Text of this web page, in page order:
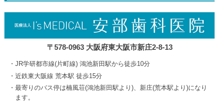
〒578-0963 大阪府東大阪市新庄2-8-13
JR学研都市線(片町線) 鴻池新田駅から徒歩10分
近鉄東大阪線 荒本駅 徒歩15分
最寄りのバス停は楠風荘(鴻池新田駅より)、新庄(荒本駅より)になり
ます。